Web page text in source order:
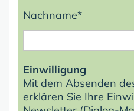
Nachname*
Einwilligung
Mit dem Absenden
erklären Sie Ihre